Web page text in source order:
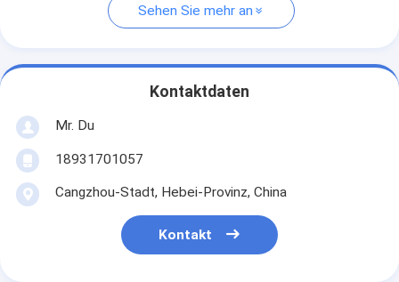
Sehen Sie mehr an
Kontaktdaten
Mr. Du
18931701057
Cangzhou-Stadt, Hebei-Provinz, China
Kontakt